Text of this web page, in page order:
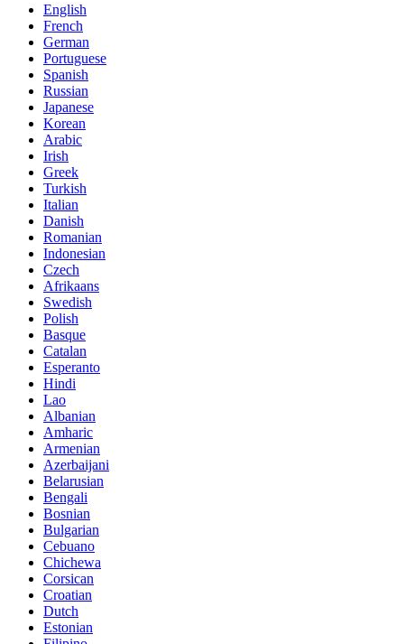
English
French
German
Portuguese
Spanish
Russian
Japanese
Korean
Arabic
Irish
Greek
Turkish
Italian
Danish
Romanian
Indonesian
Czech
Afrikaans
Swedish
Polish
Basque
Catalan
Esperanto
Hindi
Lao
Albanian
Amharic
Armenian
Azerbaijani
Belarusian
Bengali
Bosnian
Bulgarian
Cebuano
Chichewa
Corsican
Croatian
Dutch
Estonian